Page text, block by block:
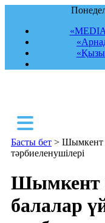
Басты бет > Шымкент
тәрбиеленушілері
Шымкент
балалар